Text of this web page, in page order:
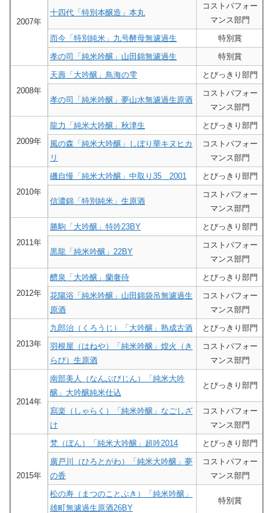
2007年
十四代「特別本醸造」本丸
コストパフォー
マンス部門
而今「特別純米」九号酵母無濾過生
特別賞
孝の司「純米吟醸」山田錦無濾過生
特別賞
2008年
天壽「大吟醸」鳥海の雫 とびっきり部門
孝の司「純米吟醸」夢山水無濾過生原酒
コストパフォー
マンス部門
2009年
龍力「純米大吟醸」秋津生
とびっきり部門
風の森「純米大吟醸」しぼり華キヌヒカ
リ
コストパフォー
マンス部門
2010年
磯自慢「純米大吟醸」中取り35 2001 とびっきり部門
信濃錦「特別純米」生原酒
コストパフォー
マンス部門
2011年
勝駒「大吟醸」特吟23BY とびっきり部門
黒龍「純米吟醸」22BY
コストパフォー
マンス部門
2012年
醴泉「大吟醸」蘭奢待
とびっきり部門
花陽浴「純米吟醸」山田錦袋吊無濾過生
原酒
コストパフォー
マンス部門
2013年
九郎治（くろうじ）「大吟醸」熟成古酒
とびっきり部門
羽根屋（はねや）「純米吟醸」煌火（き
らび）生原酒
コストパフォー
マンス部門
2014年
南部美人（なんぶびじん）「純米大吟
醸」大吟醸純米仕込
とびっきり部門
寫楽（しゃらく）「純米吟醸」なごしざ
け
コストパフォー
マンス部門
2015年
梵（ぼん）「純米大吟醸」超吟2014
とびっきり部門
廣戸川（ひろとがわ）「純米大吟醸」夢
の香
コストパフォー
マンス部門
松の寿（まつのことぶき）「純米吟醸」
雄町無濾過生原酒26BY
特別賞